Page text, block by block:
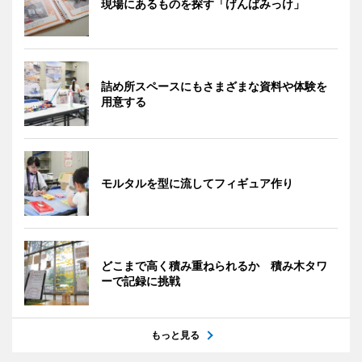
現場にあるものを探す「げんばみっけ」
詰め所スペースにもさまざまな資料や体験を
用意する
モルタルを型に流してフィギュア作り
どこまで高く積み重ねられるか 積み木タワ
ーで記録に挑戦
もっと見る